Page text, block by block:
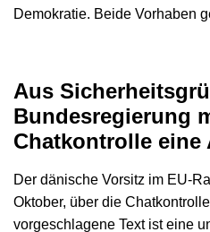
Demokratie. Beide Vorhaben
Aus
Bundesregierung
Chatkontrolle eine
Der dänische Vorsitz im EU-
Oktober, über die
vorgeschlagene Text ist eine